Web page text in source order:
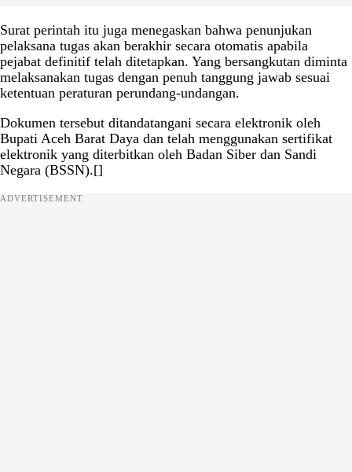
Surat perintah itu juga menegaskan bahwa penunjukan
pelaksana tugas akan berakhir secara otomatis apabila
pejabat definitif telah ditetapkan. Yang bersangkutan diminta
melaksanakan tugas dengan penuh tanggung jawab sesuai
ketentuan peraturan perundang-undangan.
Dokumen tersebut ditandatangani secara elektronik oleh
Bupati Aceh Barat Daya dan telah menggunakan sertifikat
elektronik yang diterbitkan oleh Badan Siber dan Sandi
Negara (BSSN).[]
ADVERTISEMENT